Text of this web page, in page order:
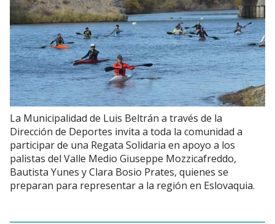
La Municipalidad de Luis Beltrán a través de la
Dirección de Deportes invita a toda la comunidad a
participar de una Regata Solidaria en apoyo a los
palistas del Valle Medio Giuseppe Mozzicafreddo,
Bautista Yunes y Clara Bosio Prates, quienes se
preparan para representar a la región en Eslovaquia.